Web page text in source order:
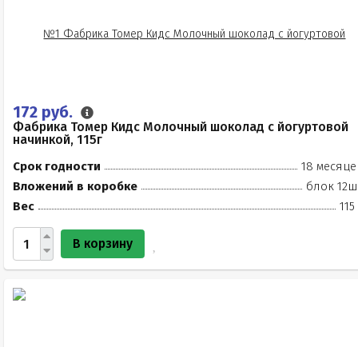
172 руб.
Фабрика Томер Кидс Молочный шоколад с йогуртовой
начинкой, 115г
Срок годности
18
Вложений в коробке
блок
Вес
115
В корзину